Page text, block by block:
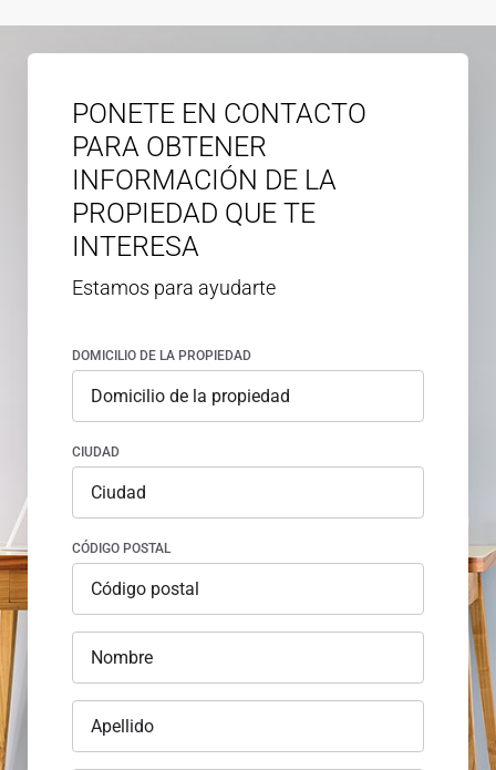
PONETE EN CONTACTO
PARA OBTENER
INFORMACIÓN DE LA
PROPIEDAD QUE TE
INTERESA
Estamos para ayudarte
DOMICILIO DE LA PROPIEDAD
CIUDAD
CÓDIGO POSTAL